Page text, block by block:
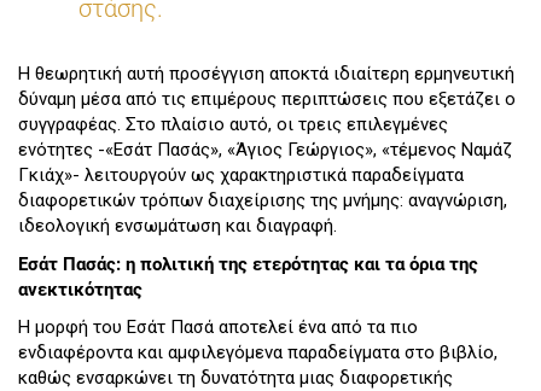
στάσης.
Η θεωρητική αυτή προσέγγιση αποκτά ιδιαίτερη ερμηνευτική
δύναμη μέσα από τις επιμέρους περιπτώσεις που εξετάζει ο
συγγραφέας. Στο πλαίσιο αυτό, οι τρεις επιλεγμένες
ενότητες -«Εσάτ Πασάς», «Άγιος Γεώργιος», «τέμενος Ναμάζ
Γκιάχ»- λειτουργούν ως χαρακτηριστικά παραδείγματα
διαφορετικών τρόπων διαχείρισης της μνήμης: αναγνώριση,
ιδεολογική ενσωμάτωση και διαγραφή.
Εσάτ Πασάς: η πολιτική της ετερότητας και τα όρια της
ανεκτικότητας
Η μορφή του Εσάτ Πασά αποτελεί ένα από τα πιο
ενδιαφέροντα και αμφιλεγόμενα παραδείγματα στο βιβλίο,
καθώς ενσαρκώνει τη δυνατότητα μιας διαφορετικής